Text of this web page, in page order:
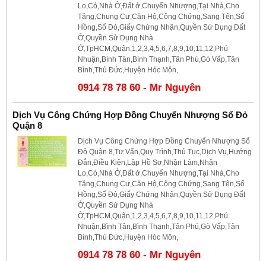
Lo,Có,Nhà Ở,Đất ở,Chuyển Nhượng,Tại Nhà,Cho
Tặng,Chung Cư,Căn Hộ,Công Chứng,Sang Tên,Sổ
Hồng,Sổ Đỏ,Giấy Chứng Nhận,Quyền Sử Dụng Đất
Ở,Quyền Sử Dụng Nhà
Ở,TpHCM,Quận,1,2,3,4,5,6,7,8,9,10,11,12,Phú
Nhuận,Bình Tân,Bình Thạnh,Tân Phú,Gò Vấp,Tân
Bình,Thủ Đức,Huyện Hóc Môn,
0914 78 78 60 - Mr Nguyên
Dịch Vụ Công Chứng Hợp Đồng Chuyển Nhượng Sổ Đỏ
Quận 8
Dịch Vụ Công Chứng Hợp Đồng Chuyển Nhượng Sổ
Đỏ Quận 8,Tư Vấn,Quy Trình,Thủ Tục,Dịch Vụ,Hướng
Đẫn,Điều Kiện,Lập Hồ Sơ,Nhận Làm,Nhận
Lo,Có,Nhà Ở,Đất ở,Chuyển Nhượng,Tại Nhà,Cho
Tặng,Chung Cư,Căn Hộ,Công Chứng,Sang Tên,Sổ
Hồng,Sổ Đỏ,Giấy Chứng Nhận,Quyền Sử Dụng Đất
Ở,Quyền Sử Dụng Nhà
Ở,TpHCM,Quận,1,2,3,4,5,6,7,8,9,10,11,12,Phú
Nhuận,Bình Tân,Bình Thạnh,Tân Phú,Gò Vấp,Tân
Bình,Thủ Đức,Huyện Hóc Môn,
0914 78 78 60 - Mr Nguyên